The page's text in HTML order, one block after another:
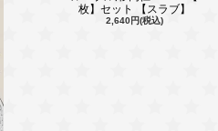
枚】セット 【スラブ】
2,640円(税込)